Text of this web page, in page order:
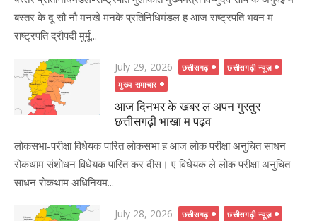
बस्तर के दू सौ नौ मनखे मनके प्रतिनिधिमंडल ह आज राष्ट्रपति भवन म
राष्ट्रपति द्रौपदी मुर्मू...
Posted
on
July 29, 2026 छत्तीसगढ़
छत्तीसगढ़ी न्यूज़
मुख्य समाचार
आज दिनभर के खबर ल अपन गुरतुर
छत्तीसगढ़ी भाखा म पढ़व
लोकसभा-परीक्षा विधेयक पारित लोकसभा ह आज लोक परीक्षा अनुचित साधन
रोकथाम संशोधन विधेयक पारित कर दीस। ए विधेयक ले लोक परीक्षा अनुचित
साधन रोकथाम अधिनियम...
Posted
July 28, 2026 छत्तीसगढ़
छत्तीसगढ़ी न्यूज़